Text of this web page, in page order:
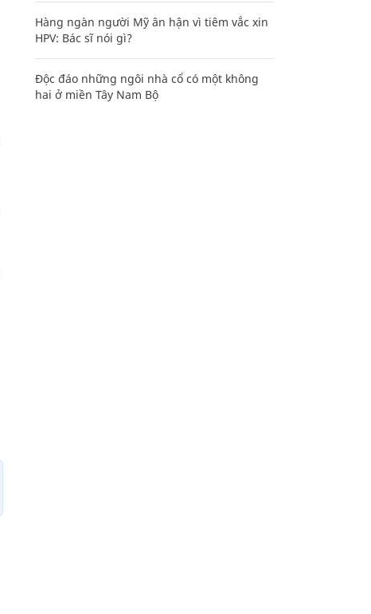
Hàng ngàn người Mỹ ân hận vì tiêm vắc xin
HPV: Bác sĩ nói gì?
Độc đáo những ngôi nhà cổ có một không
hai ở miền Tây Nam Bộ